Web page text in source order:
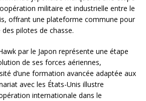
militaire et industrielle entre le
offrant une plateforme commune pour
pilotes de chasse.
par le Japon représente une étape
de ses forces aériennes,
d’une formation avancée adaptée aux
avec les États-Unis illustre
internationale dans le